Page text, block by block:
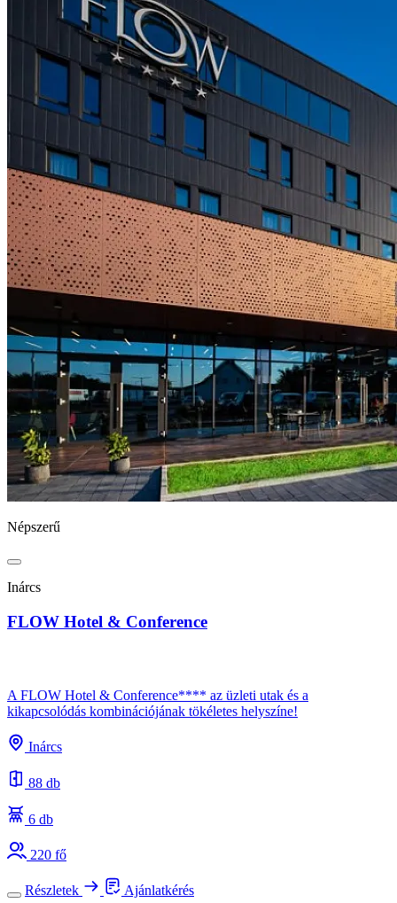
Népszerű
Inárcs
FLOW Hotel & Conference
A FLOW Hotel & Conference**** az üzleti utak és a
kikapcsolódás kombinációjának tökéletes helyszíne!
Inárcs
88 db
6 db
220 fő
Részletek Ajánlatkérés